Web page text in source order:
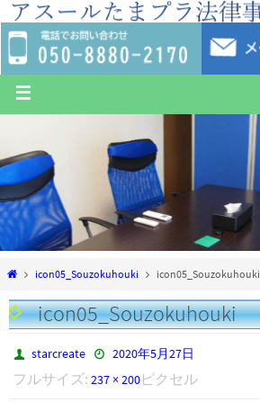
icon05_Souzokuhouki icon05_Souzokuhouki
icon05_Souzokuhouki
starcreate 2020年5月27日
フルサイズ: 237 × 200ピクセル